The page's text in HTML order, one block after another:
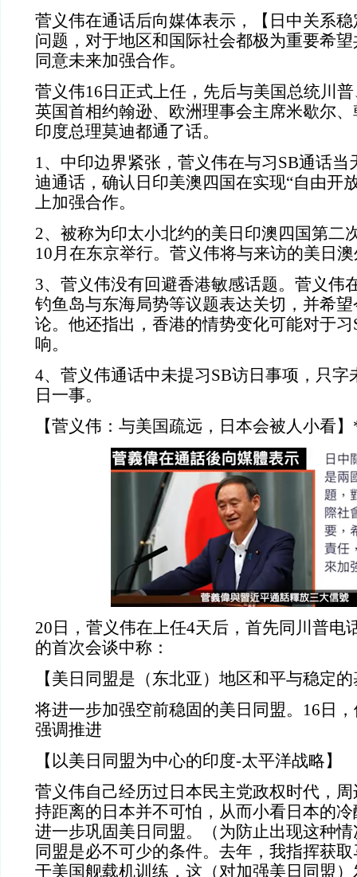
菅义伟在通话后向媒体表示，【日中关系
问题，对于地区和国际社会都极为重要希
同意未来加强合作。
菅义伟16日正式上任，先后与美国总统川
英国首相约翰逊、欧洲理事会主席米歇尔
印度总理莫迪都通了话。
1、中印边界紧张，菅义伟在与习SB通话当
迪通话，确认日印美澳四国在实现“自由开
上加强合作。
2、被称为印太小北约的美日印澳四国第二
10月在东京举行。菅义伟将与来访的美日
3、菅义伟没有回避香港敏感话题。菅义伟
钓鱼岛与东海局势等议题表达关切，并希
论。他还指出，香港的情势变化可能对于
响。
4、菅义伟通话中未提习SB访日事项，只字
日一事。
【菅义伟：与美国疏远，日本会被人小看
20日，菅义伟在上任4天后，首先同川普电
的首次会谈中称：
【美日同盟是（东北亚）地区和平与稳定
将进一步加强空前稳固的美日同盟。16日
强调推进
【以美日同盟为中心的印度-太平洋战略】
菅义伟自己经历过日本民主党政权时代，
持距离的日本并不可怕，从而小看日本的
进一步巩固美日同盟。（为防止出现这种
同盟是必不可少的条件。去年，我指挥获
于美国舰载机训练，这（对加强美日同盟